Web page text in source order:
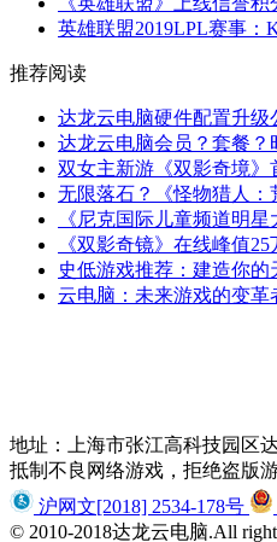
英雄联盟2019LPL赛事：
推荐阅读
达龙云电脑硬件配置升级
达龙云电脑会员？套餐？
双女主新游《双影奇境》
无限落石？《怪物猎人：
《尼克国际儿童频道明
《双影奇镜》在线峰值25
史低游戏推荐：建造你
云电脑：未来游戏的变革
地址：上海市张江高科技园区
抵制不良网络游戏，拒绝盗版
沪网文[2018] 2534-178号
© 2010-2018达龙云电脑.All